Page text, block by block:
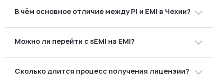
В чём основное отличие между PI и EMI в Чехии?
имеет право выпускать и выкупать электронные
Можно ли перейти с sEMI на EMI?
подают заявку на EMI после достижения лимитов или
Сколько длится процесс получения лицензии?